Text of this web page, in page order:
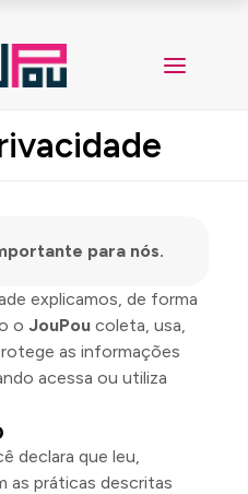
para nós.
explicamos, de forma
o JouPou coleta, usa,
as informações
acessa ou utiliza
declara que leu,
as práticas descritas